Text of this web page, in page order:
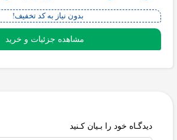
بدون نیاز به کد تخفیف!
مشاهده جزئیات و خرید
دیدگـاه خود را بـیان کـنید